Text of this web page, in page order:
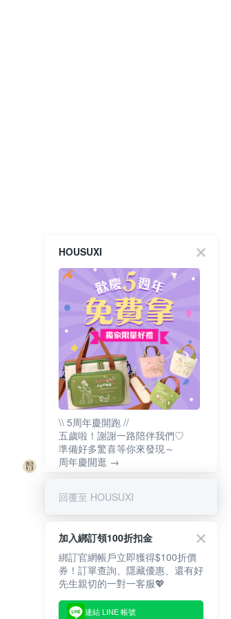
HOUSUXI
\\ 5周年慶開跑 //
五歲啦！謝謝一路陪伴我們♡
準備好多驚喜等你來發現～
周年慶開逛 →
回覆至 HOUSUXI
加入綁訂領100折扣金
綁訂官網帳戶立即獲得$100折價
券！訂單查詢、隱藏優惠、還有好
先生親切的一對一客服💖
連結 LINE 帳號